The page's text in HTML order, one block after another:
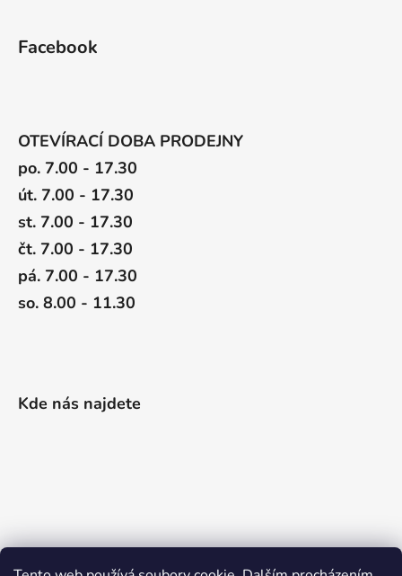
Facebook
OTEVÍRACÍ DOBA PRODEJNY
po. 7.00 - 17.30
út. 7.00 - 17.30
st. 7.00 - 17.30
čt. 7.00 - 17.30
pá. 7.00 - 17.30
so. 8.00 - 11.30
Kde nás najdete